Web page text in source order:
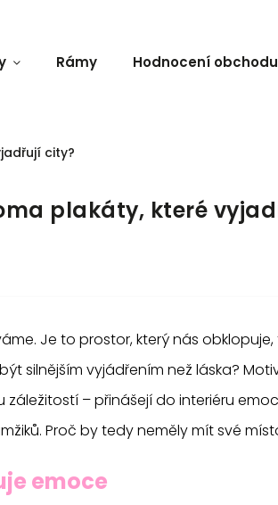
Rámy Hodnocení obchodu
city?
plakáty, které
Je to prostor, který nás
silnějším vyjádřením než láska?
– přinášejí do interiéru
Proč by tedy neměly mít své
emoce